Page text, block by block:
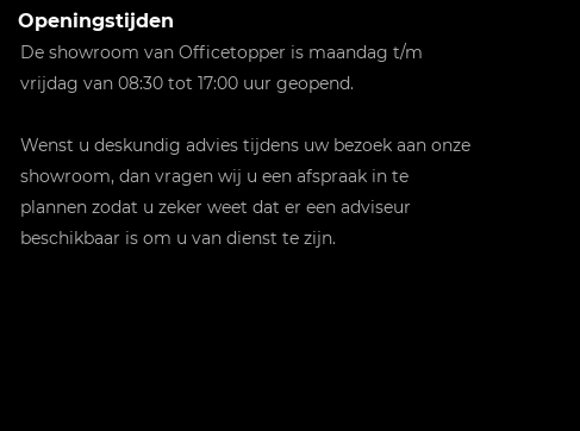
Openingstijden
De showroom van Officetopper is maandag t/m
vrijdag van 08:30 tot 17:00 uur geopend.
Wenst u deskundig advies tijdens uw bezoek aan onze
showroom, dan vragen wij u een afspraak in te
plannen zodat u zeker weet dat er een adviseur
beschikbaar is om u van dienst te zijn.